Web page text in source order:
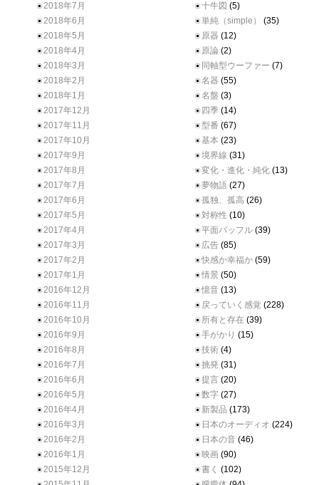
2018年7月
2018年6月
2018年5月
2018年4月
2018年3月
2018年2月
2018年1月
2017年12月
2017年11月
2017年10月
2017年9月
2017年8月
2017年7月
2017年6月
2017年5月
2017年4月
2017年3月
2017年2月
2017年1月
2016年12月
2016年11月
2016年10月
2016年9月
2016年8月
2016年7月
2016年6月
2016年5月
2016年4月
2016年3月
2016年2月
2016年1月
2015年12月
十牛図 (5)
単純（simple）
(35)
原器 (12)
原論 (2)
同軸型ウーファー (7)
名器 (55)
名盤 (3)
四季 (14)
型番 (67)
基本 (23)
境界線 (31)
変化・進化・純化 (13)
夢物語 (27)
孤独、孤高 (26)
対称性 (10)
平面バッフル (39)
広告 (85)
快感か幸福か (59)
情景 (50)
憶音 (13)
戻っていく感覚 (228)
所有と存在 (39)
手がかり (15)
技術 (4)
挑発 (31)
提言 (20)
数字 (27)
新製品 (173)
日本のオーディオ (224)
日本の音 (46)
映画 (90)
書く (102)